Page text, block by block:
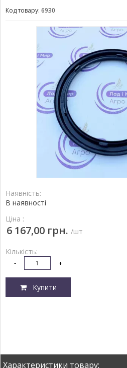
Код товару: 6930
Наявність:
В наявності
Ціна :
6 167,00 грн. /шт
Кількість:
- +
Купити
Характеристики товару: